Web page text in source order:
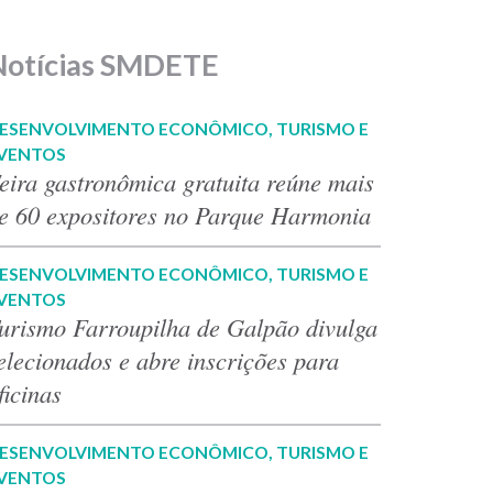
SMDETE
ECONÔMICO, TURISMO E
gastronômica gratuita reúne mais
60 expositores no Parque Harmonia
ECONÔMICO, TURISMO E
Farroupilha de Galpão divulga
e abre inscrições para
ECONÔMICO, TURISMO E